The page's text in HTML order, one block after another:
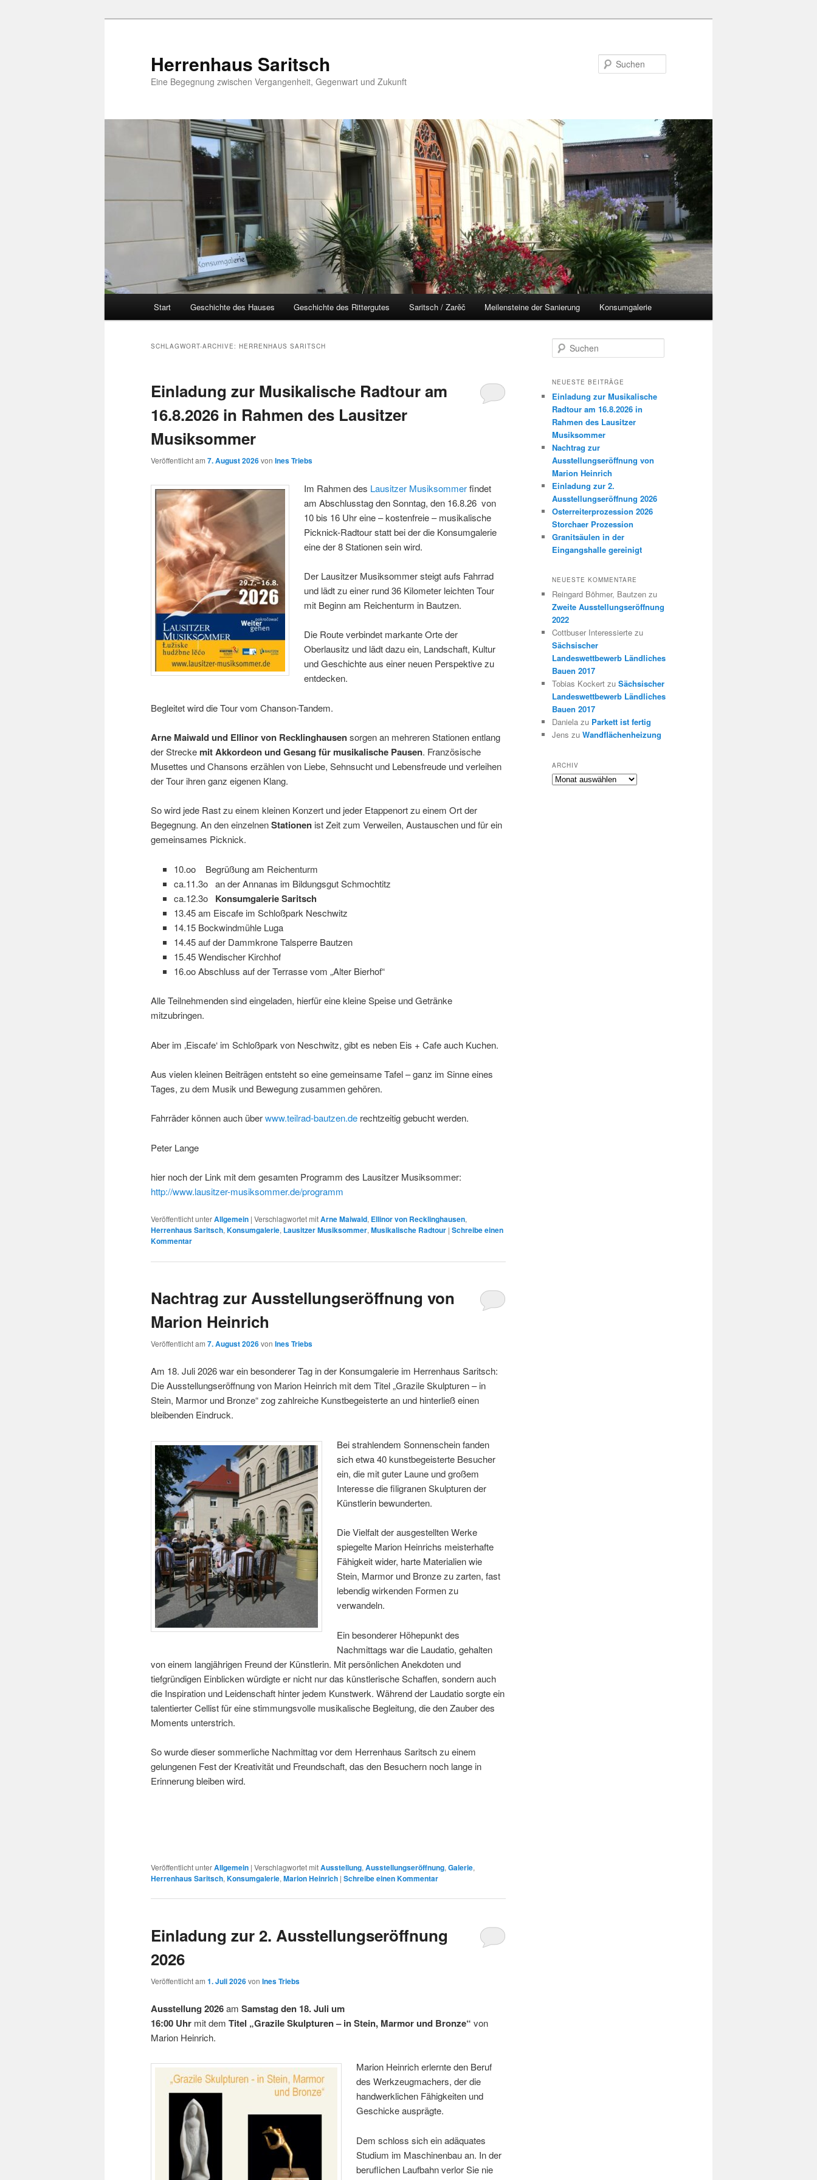
Herrenhaus Saritsch
Eine Begegnung zwischen Vergangenheit, Gegenwart und Zukunft
Start Geschichte des Hauses Geschichte des Rittergutes Saritsch / Zarěč Meilensteine der Sanierung Konsumgalerie
SCHLAGWORT-ARCHIVE: HERRENHAUS SARITSCH
Einladung zur Musikalische Radtour am
16.8.2026 in Rahmen des Lausitzer
Musiksommer
Veröffentlicht am 7. August 2026von Ines Triebs
Im Rahmen des Lausitzer Musiksommerfindet
am Abschlusstag den Sonntag, den 16.8.26 von
10 bis 16 Uhr eine – kostenfreie – musikalische
Picknick-Radtour statt bei der die Konsumgalerie
eine der 8 Stationen sein wird.
Der Lausitzer Musiksommer steigt aufs Fahrrad
und lädt zu einer rund 36 Kilometer leichten Tour
mit Beginn am Reichenturm in Bautzen.
Die Route verbindet markante Orte der
Oberlausitz und lädt dazu ein, Landschaft, Kultur
und Geschichte aus einer neuen Perspektive zu
entdecken.
Begleitet wird die Tour vom Chanson-Tandem.
Arne Maiwald und Ellinor von Recklinghausensorgen an mehreren Stationen entlang
der Strecke mit Akkordeon und Gesang für musikalische Pausen. Französische
Musettes und Chansons erzählen von Liebe, Sehnsucht und Lebensfreude und verleihen
der Tour ihren ganz eigenen Klang.
So wird jede Rast zu einem kleinen Konzert und jeder Etappenort zu einem Ort der
Begegnung. An den einzelnenStationen ist Zeit zum Verweilen, Austauschen und für ein
gemeinsames Picknick.
10.oo Begrüßung am Reichenturm
ca.11.3o an der Annanas im Bildungsgut Schmochtitz
ca.12.3o Konsumgalerie Saritsch
13.45 am Eiscafe im Schloßpark Neschwitz
14.15 Bockwindmühle Luga
14.45 auf der Dammkrone Talsperre Bautzen
15.45 Wendischer Kirchhof
16.oo Abschluss auf der Terrasse vom „Alter Bierhof“
Alle Teilnehmenden sind eingeladen, hierfür eine kleine Speise und Getränke
mitzubringen.
Aber im ‚Eiscafe‘ im Schloßpark von Neschwitz, gibt es neben Eis + Cafe auch Kuchen.
Aus vielen kleinen Beiträgen entsteht so eine gemeinsame Tafel – ganz im Sinne eines
Tages, zu dem Musik und Bewegung zusammen gehören.
Fahrräder können auch überwww.teilrad-bautzen.de rechtzeitig gebucht werden.
Peter Lange
hier noch der Link mit dem gesamten Programm des Lausitzer Musiksommer:
http://www.lausitzer-musiksommer.de/programm
Veröffentlicht unterAllgemein | Verschlagwortet mitArne Maiwald, Ellinor von Recklinghausen,
Herrenhaus Saritsch,Konsumgalerie, Lausitzer Musiksommer,Musikalische Radtour | Schreibe einen
Kommentar
Nachtrag zur Ausstellungseröffnung von
Marion Heinrich
Veröffentlicht am 7. August 2026von Ines Triebs
Am 18. Juli 2026 war ein besonderer Tag in der Konsumgalerie im Herrenhaus Saritsch:
Die Ausstellungseröffnung von Marion Heinrich mit dem Titel „Grazile Skulpturen – in
Stein, Marmor und Bronze“ zog zahlreiche Kunstbegeisterte an und hinterließ einen
bleibenden Eindruck.
Bei strahlendem Sonnenschein fanden
sich etwa 40 kunstbegeisterte Besucher
ein, die mit guter Laune und großem
Interesse die filigranen Skulpturen der
Künstlerin bewunderten.
Die Vielfalt der ausgestellten Werke
spiegelte Marion Heinrichs meisterhafte
Fähigkeit wider, harte Materialien wie
Stein, Marmor und Bronze zu zarten, fast
lebendig wirkenden Formen zu
verwandeln.
Ein besonderer Höhepunkt des
Nachmittags war die Laudatio, gehalten
von einem langjährigen Freund der Künstlerin. Mit persönlichen Anekdoten und
tiefgründigen Einblicken würdigte er nicht nur das künstlerische Schaffen, sondern auch
die Inspiration und Leidenschaft hinter jedem Kunstwerk. Während der Laudatio sorgte ein
talentierter Cellist für eine stimmungsvolle musikalische Begleitung, die den Zauber des
Moments unterstrich.
So wurde dieser sommerliche Nachmittag vor dem Herrenhaus Saritsch zu einem
gelungenen Fest der Kreativität und Freundschaft, das den Besuchern noch lange in
Erinnerung bleiben wird.
Veröffentlicht unterAllgemein | Verschlagwortet mitAusstellung, Ausstellungseröffnung, Galerie,
Herrenhaus Saritsch, Konsumgalerie, Marion Heinrich | Schreibe einen Kommentar
Einladung zur 2. Ausstellungseröffnung
2026
Veröffentlicht am 1. Juli 2026von Ines Triebs
Ausstellung 2026am Samstag den 18. Juli um
16:00 Uhr mit dem Titel „Grazile Skulpturen – in Stein, Marmor und Bronze“ von
Marion Heinrich.
Marion Heinrich erlernte den Beruf
des Werkzeugmachers, der die
handwerklichen Fähigkeiten und
Geschicke ausprägte.
Dem schloss sich ein adäquates
Studium im Maschinenbau an. In der
beruflichen Laufbahn verlor Sie nie
u
h
n
NEUESTE BEITRÄGE
Einladung zur Musikalische
Radtour am 16.8.2026 in
Rahmen des Lausitzer
Musiksommer
Nachtrag zur
Ausstellungseröffnung von
Marion Heinrich
Einladung zur 2.
Ausstellungseröffnung 2026
Osterreiterprozession 2026
Storchaer Prozession
Granitsäulen in der
Eingangshalle gereinigt
NEUESTE KOMMENTARE
Reingard Böhmer, Bautzen zu
Zweite Ausstellungseröffnung
2022
Cottbuser Interessierte zu
Sächsischer
Landeswettbewerb Ländliches
Bauen 2017
Tobias Kockert zu Sächsischer
Landeswettbewerb Ländliches
Bauen 2017
Daniela zu Parkett ist fertig
Jens zu Wandflächenheizung
ARCHIV
Archiv